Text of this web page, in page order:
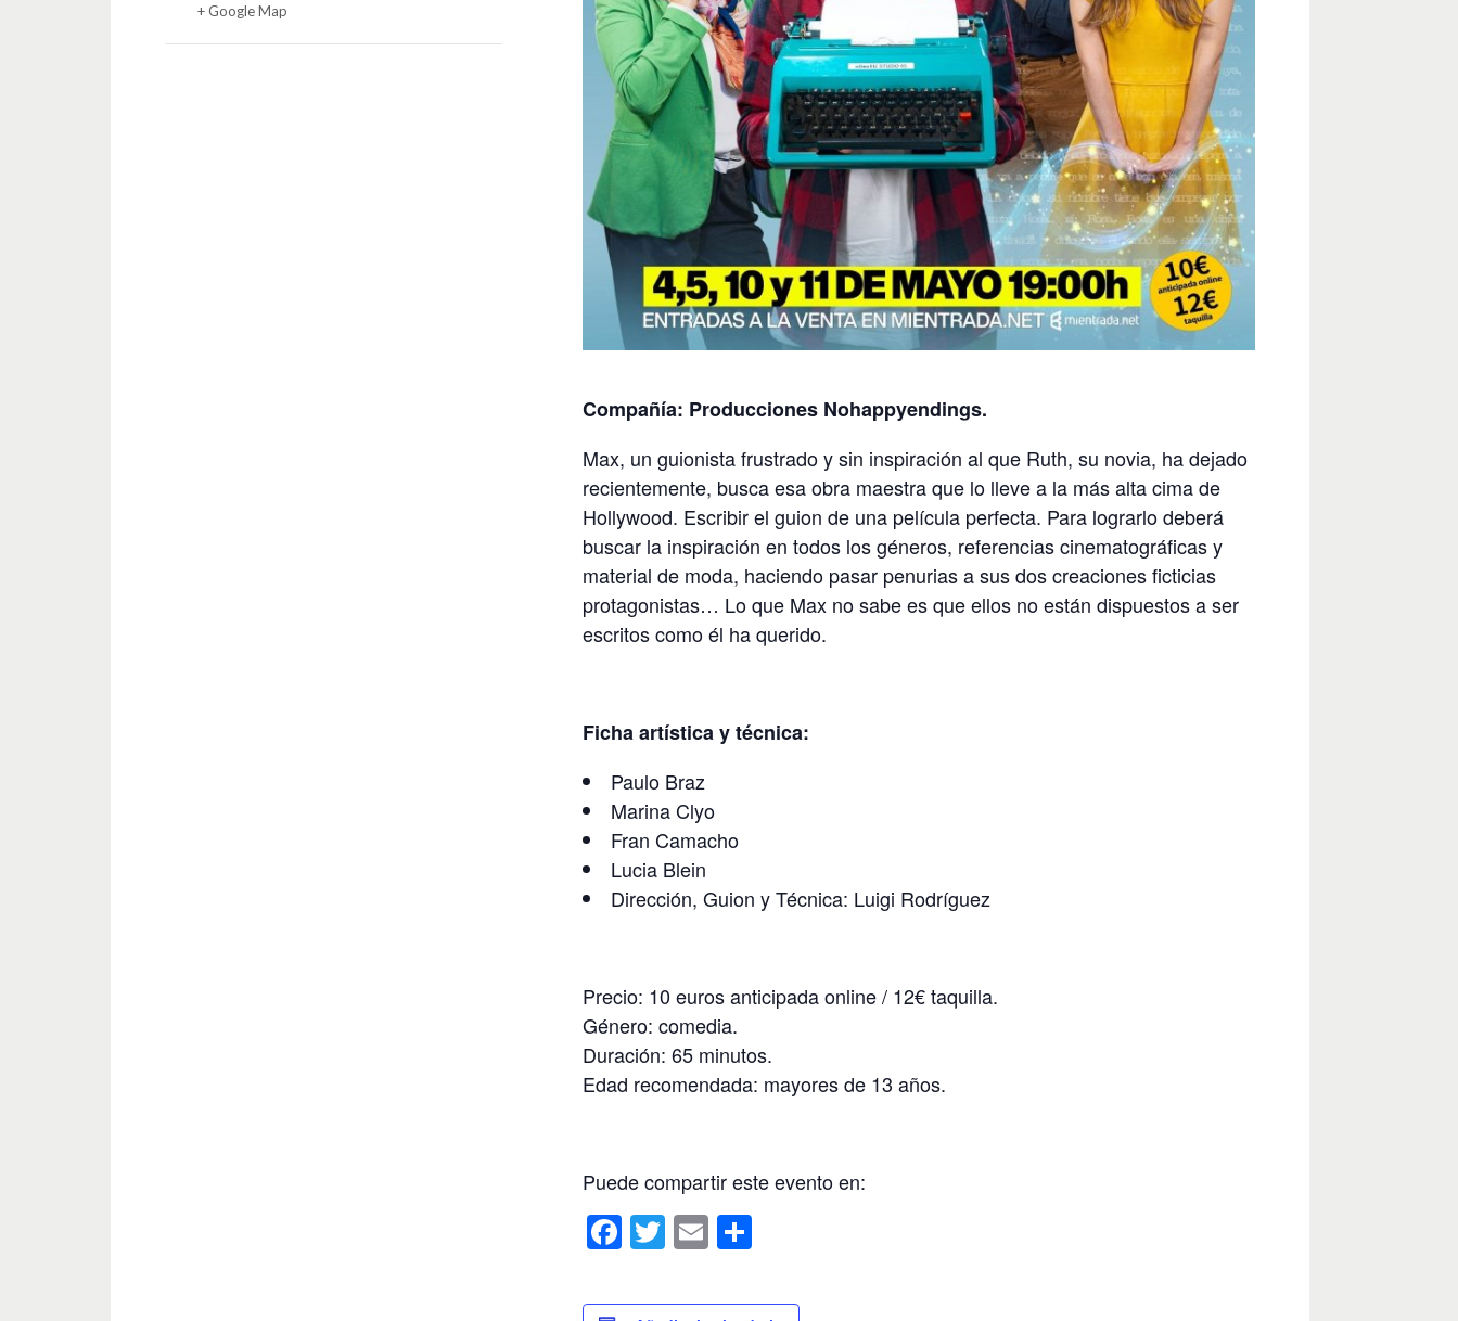
Compañía: Producciones Nohappyendings.
Max, un guionista frustrado y sin inspiración al que Ruth, su novia, ha dejado
recientemente, busca esa obra maestra que lo lleve a la más alta cima de
Hollywood. Escribir el guion de una película perfecta. Para lograrlo deberá
buscar la inspiración en todos los géneros, referencias cinematográficas y
material de moda, haciendo pasar penurias a sus dos creaciones ficticias
protagonistas… Lo que Max no sabe es que ellos no están dispuestos a ser
escritos como él ha querido.
Ficha artística y técnica:
Paulo Braz
Marina Clyo
Fran Camacho
Lucia Blein
Dirección, Guion y Técnica: Luigi Rodríguez
Precio: 10 euros anticipada online / 12€ taquilla.
Género: comedia.
Duración: 65 minutos.
Edad recomendada: mayores de 13 años.
Puede compartir este evento en:
F
a
c
T
wi
tt
E
m
ail
C
m
+ Google Map